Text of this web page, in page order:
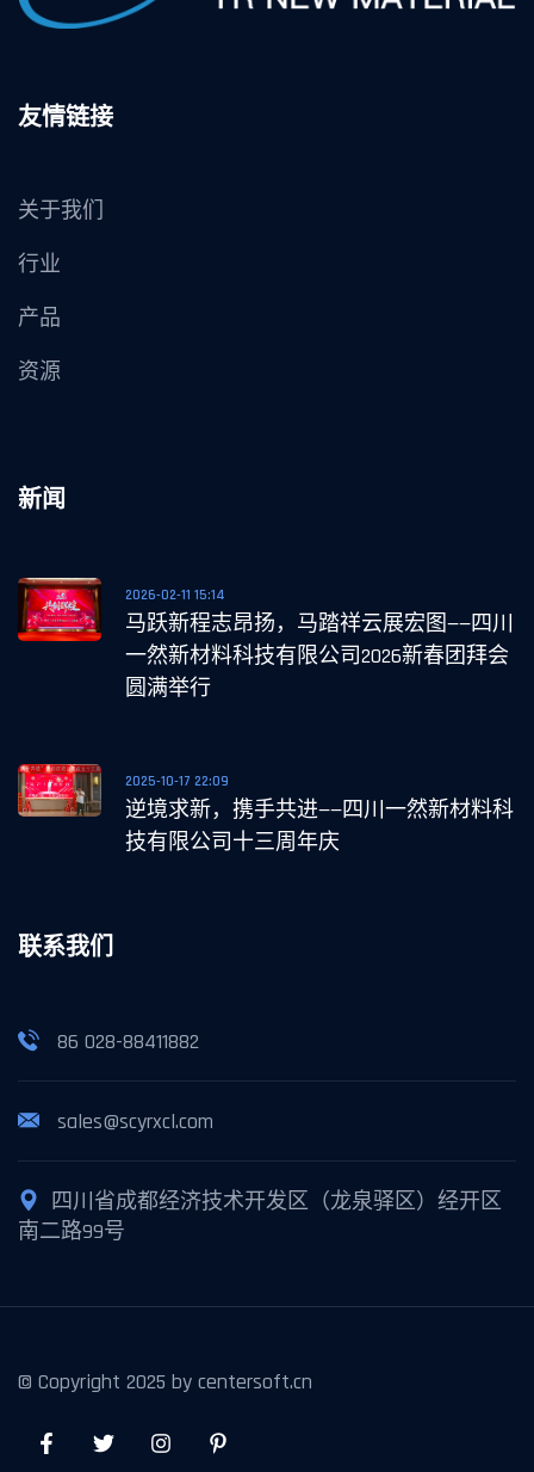
友情链接
关于我们
行业
产品
资源
新闻
2026-02-11 15:14
马跃新程志昂扬，马踏祥云展宏图——四川
一然新材料科技有限公司2026新春团拜会
圆满举行
2025-10-17 22:09
逆境求新，携手共进——四川一然新材料科
技有限公司十三周年庆
联系我们
86 028-88411882
sales@scyrxcl.com
四川省成都经济技术开发区（龙泉驿区）经开区
南二路99号
© Copyright 2025 by centersoft.cn